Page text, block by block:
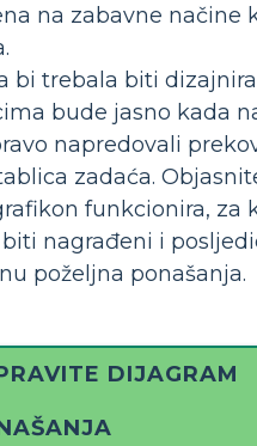
na zabavne načine
bi trebala biti
bude jasno kada
napredovali
zadaća.
funkcionira, za
nagrađeni i
poželjna ponašanja.
DIJAGRAM